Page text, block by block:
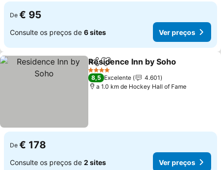
De € 95
Consulte os preços de 6 sites Ver preços
PartilharAdicionar aos favoritos
Residence Inn by Soho
4 Estrelas
8,5 Excelente
4.601
a 1.0 km de Hockey Hall of Fame
De € 178
Consulte os preços de 2 sites Ver preços